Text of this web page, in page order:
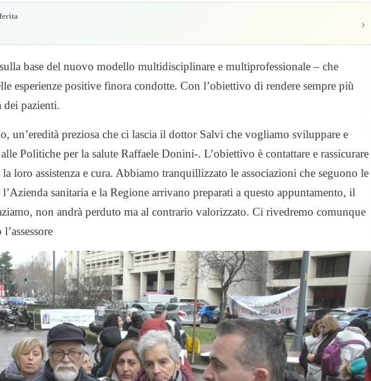
›
base del nuovo modello multidisciplinare e multiprofessionale – che
esperienze positive finora condotte. Con l’obiettivo di rendere sempre più
dei pazienti.
un’eredità preziosa che ci lascia il dottor Salvi che vogliamo sviluppare e
alle Politiche per la salute Raffaele Donini-. L’obiettivo è contattare e rassicurare
loro assistenza e cura. Abbiamo tranquillizzato le associazioni che seguono le
sanitaria e la Regione arrivano preparati a questo appuntamento, il
non andrà perduto ma al contrario valorizzato. Ci rivedremo comunque